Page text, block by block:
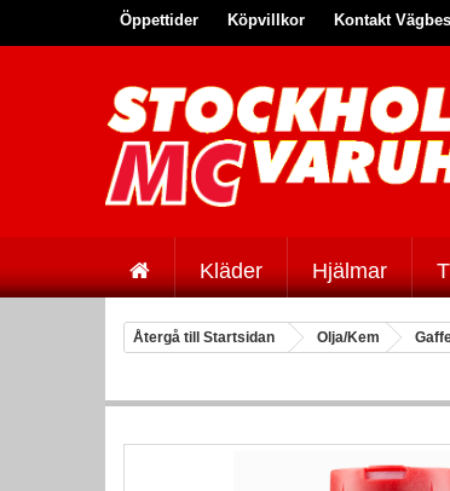
Öppettider Köpvillkor Kontakt
Kläder Hjälmar
Återgå till Startsidan Olja/Kem